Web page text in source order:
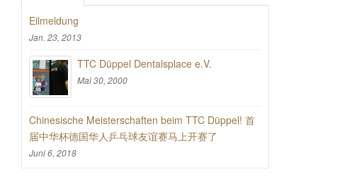
Eilmeldung
Jan. 23, 2013
TTC Düppel Dentalsplace e.V.
Mai 30, 2000
Chinesische Meisterschaften beim TTC Düppel! 首
届中华杯德国华人乒乓球友谊赛马上开赛了
Juni 6, 2018